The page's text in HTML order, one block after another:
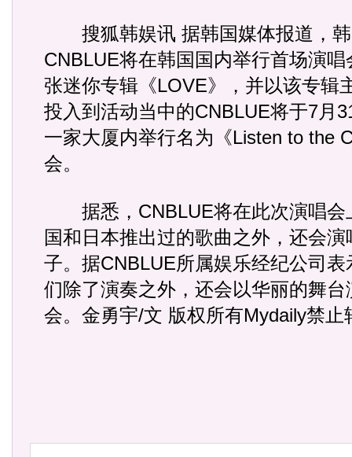
搜狐韩娱讯 据韩国媒体报道，韩
CNBLUE将在韩国国内举行首场演
张迷你专辑《LOVE》，并以该专辑
投入到活动当中的CNBLUE将于7月
一家大厦内举行名为《Listen to the
会。
据悉，CNBLUE将在此次演唱会
国和日本推出过的歌曲之外，还会
子。据CNBLUE所属娱乐经纪公司
们除了演奏之外，还会以华丽的舞
会。金勇宇/文 版权所有Mydaily禁止